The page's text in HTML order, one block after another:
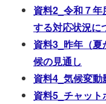
資料2 令和７年
する対応状況に
資料3 昨年（夏
候の見通し
資料4 気候変動
資料5_チャッ